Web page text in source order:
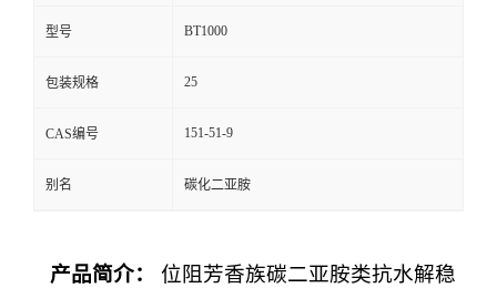
型号 BT1000
包装规格 25
CAS编号 151-51-9
别名 碳化二亚胺
产品简介： 位阻芳香族碳二亚胺类抗水解稳